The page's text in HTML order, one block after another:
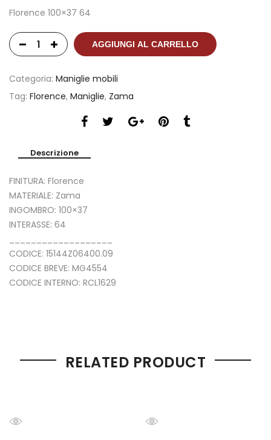
Florence 100×37 64
AGGIUNGI AL CARRELLO
Categoria: Maniglie mobili
Tag: Florence, Maniglie, Zama
Descrizione
FINITURA: Florence
MATERIALE: Zama
INGOMBRO: 100×37
INTERASSE: 64
CODICE: 15144Z06400.09
CODICE BREVE: MG4554
CODICE INTERNO: RCL1629
RELATED PRODUCT